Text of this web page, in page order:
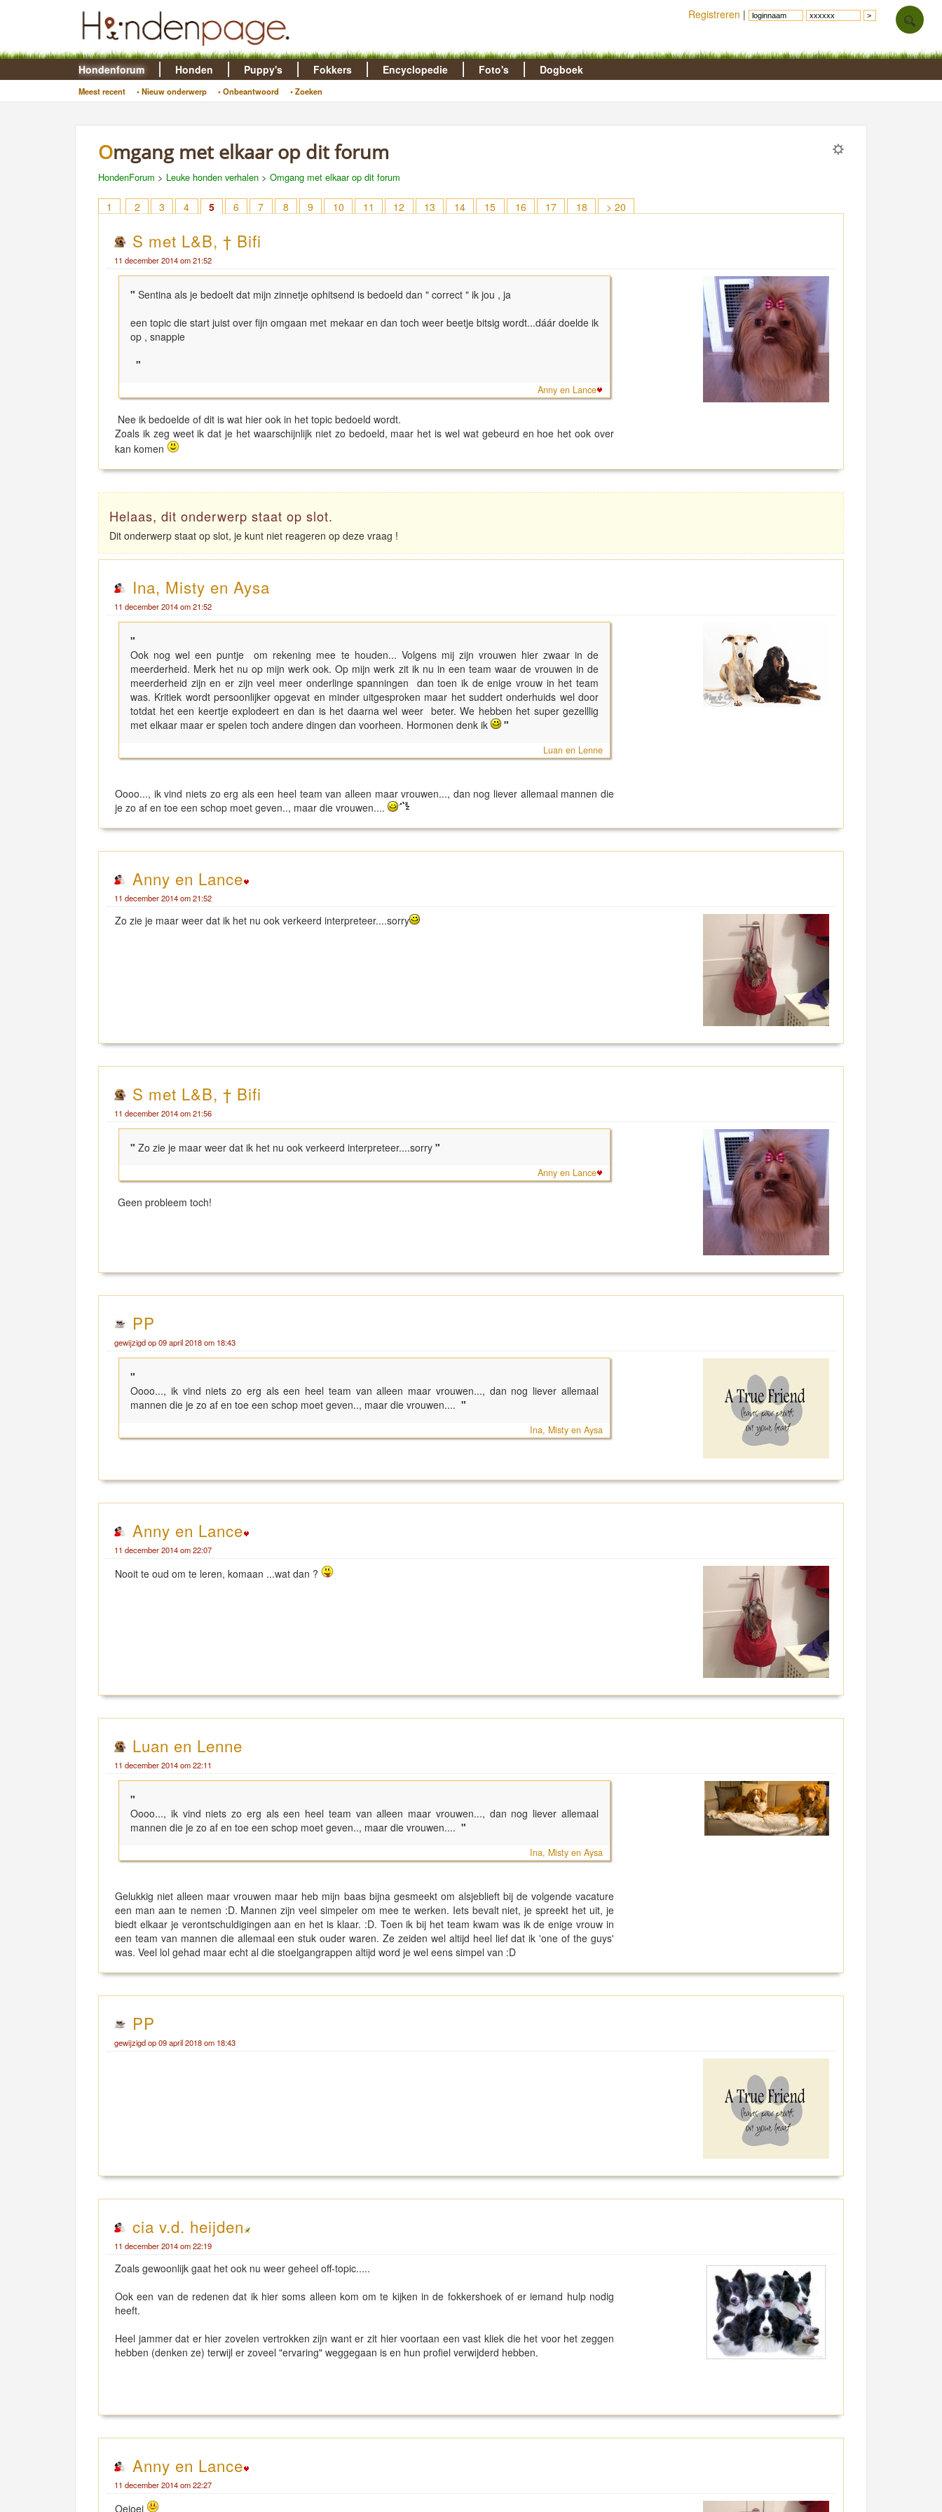
Hondenforum
Meest recent • Nieuw onderwerp • Onbeantwoord • Zoeken
Honden Puppy's Fokkers Encyclopedie Foto's Dogboek
Omgang met elkaar op dit forum
HondenForum > Leuke honden verhalen > Omgang met elkaar op dit forum
1 2 3 4 5 6 7 8 9 10 11 12 13 14 15 16 17 18 > 20
S met L&B, † Bifi
11 december 2014 om 21:52
" Sentina als je bedoelt dat mijn zinnetje ophitsend is bedoeld dan " correct " ik jou , ja
een topic die start juist over fijn omgaan met mekaar en dan toch weer beetje bitsig wordt...dáár doelde ik
op , snappie
"
Anny en Lance
Nee ik bedoelde of dit is wat hier ook in het topic bedoeld wordt.
Zoals ik zeg weet ik dat je het waarschijnlijk niet zo bedoeld, maar het is wel wat gebeurd en hoe het ook over
kan komen
Helaas, dit onderwerp staat op slot.
Dit onderwerp staat op slot, je kunt niet reageren op deze vraag !
Ina, Misty en Aysa
11 december 2014 om 21:52
"
Ook nog wel een puntje om rekening mee te houden... Volgens mij zijn vrouwen hier zwaar in de
meerderheid. Merk het nu op mijn werk ook. Op mijn werk zit ik nu in een team waar de vrouwen in de
meerderheid zijn en er zijn veel meer onderlinge spanningen dan toen ik de enige vrouw in het team
was. Kritiek wordt persoonlijker opgevat en minder uitgesproken maar het suddert onderhuids wel door
totdat het een keertje explodeert en dan is het daarna wel weer beter. We hebben het super gezelllig
met elkaar maar er spelen toch andere dingen dan voorheen. Hormonen denk ik
"
Luan en Lenne
Oooo..., ik vind niets zo erg als een heel team van alleen maar vrouwen..., dan nog liever allemaal mannen die
je zo af en toe een schop moet geven.., maar die vrouwen....
Anny en Lance
11 december 2014 om 21:52
Zo zie je maar weer dat ik het nu ook verkeerd interpreteer....sorry
S met L&B, † Bifi
11 december 2014 om 21:56
" Zo zie je maar weer dat ik het nu ook verkeerd interpreteer....sorry "
Anny en Lance
Geen probleem toch!
PP
gewijzigd op 09 april 2018 om 18:43
"
Oooo..., ik vind niets zo erg als een heel team van alleen maar vrouwen..., dan nog liever allemaal
mannen die je zo af en toe een schop moet geven.., maar die vrouwen.... "
Ina, Misty en Aysa
Anny en Lance
11 december 2014 om 22:07
Nooit te oud om te leren, komaan ...wat dan ?
Luan en Lenne
11 december 2014 om 22:11
"
Oooo..., ik vind niets zo erg als een heel team van alleen maar vrouwen..., dan nog liever allemaal
mannen die je zo af en toe een schop moet geven.., maar die vrouwen.... "
Ina, Misty en Aysa
Gelukkig niet alleen maar vrouwen maar heb mijn baas bijna gesmeekt om alsjeblieft bij de volgende vacature
een man aan te nemen :D. Mannen zijn veel simpeler om mee te werken. Iets bevalt niet, je spreekt het uit, je
biedt elkaar je verontschuldigingen aan en het is klaar. :D. Toen ik bij het team kwam was ik de enige vrouw in
een team van mannen die allemaal een stuk ouder waren. Ze zeiden wel altijd heel lief dat ik 'one of the guys'
was. Veel lol gehad maar echt al die stoelgangrappen altijd word je wel eens simpel van :D
PP
gewijzigd op 09 april 2018 om 18:43
cia v.d. heijden
11 december 2014 om 22:19
Zoals gewoonlijk gaat het ook nu weer geheel off-topic.....
Ook een van de redenen dat ik hier soms alleen kom om te kijken in de fokkershoek of er iemand hulp nodig
heeft.
Heel jammer dat er hier zovelen vertrokken zijn want er zit hier voortaan een vast kliek die het voor het zeggen
hebben (denken ze) terwijl er zoveel "ervaring" weggegaan is en hun profiel verwijderd hebben.
Anny en Lance
11 december 2014 om 22:27
Oeioei
Registreren |